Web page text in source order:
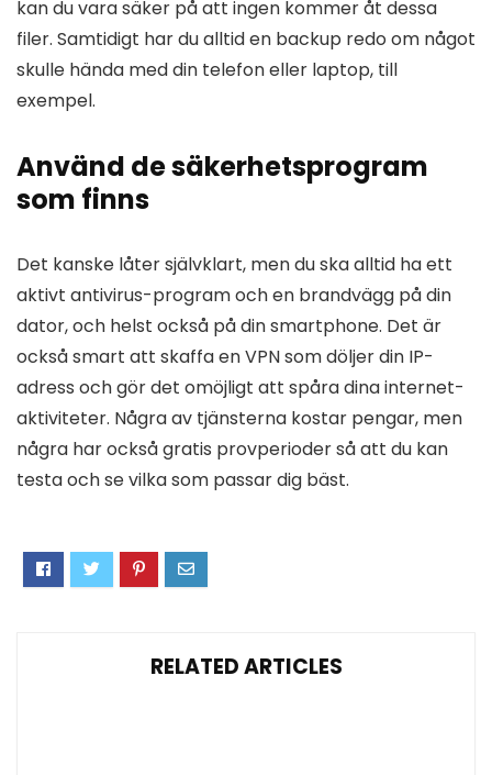
kan du vara säker på att ingen kommer åt dessa
filer. Samtidigt har du alltid en backup redo om något
skulle hända med din telefon eller laptop, till
exempel.
Använd de säkerhetsprogram
som finns
Det kanske låter självklart, men du ska alltid ha ett
aktivt antivirus-program och en brandvägg på din
dator, och helst också på din smartphone. Det är
också smart att skaffa en VPN som döljer din IP-
adress och gör det omöjligt att spåra dina internet-
aktiviteter. Några av tjänsterna kostar pengar, men
några har också gratis provperioder så att du kan
testa och se vilka som passar dig bäst.
RELATED ARTICLES